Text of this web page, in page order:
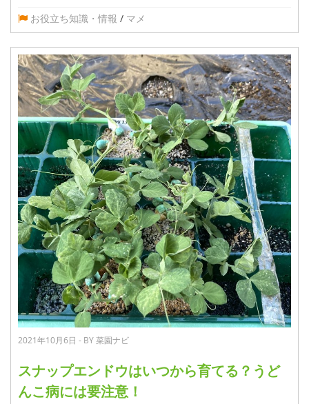
お役立ち知識・情報 / マメ
2021年10月6日 - BY 菜園ナビ
スナップエンドウはいつから育てる？うど
んこ病には要注意！